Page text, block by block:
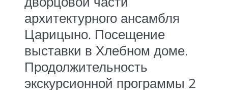
архитектурного ансамбля
Царицыно. Посещение
выставки в Хлебном доме.
Продолжительность
экскурсионной программы 2